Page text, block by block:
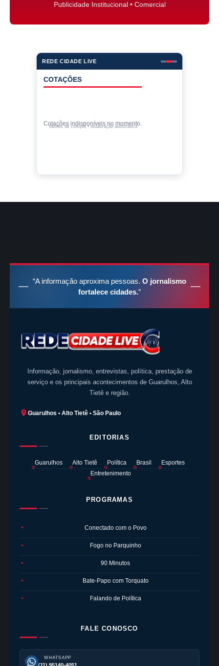
Publicidade Institucional • Comercial
REDE CIDADE LIVE
COTAÇÕES
Cotações indisponíveis no momento.
Valores de compra • atualização automática
“A informação aproxima pessoas. O jornalismo
fortalece cidades.”
Informação, jornalismo, entrevistas, política, prestação de
serviço e os principais acontecimentos de Guarulhos, Alto
Tietê e região.
Guarulhos • Alto Tietê • São Paulo
EDITORIAS
Guarulhos Alto Tietê Política Brasil
Esportes
Entretenimento
PROGRAMAS
● Conectado com o Povo
● Fogo no Parquinho
● 90 Minutos
● Bate-Papo com Torquato
● Falando de Política
FALE CONOSCO
WHATSAPP